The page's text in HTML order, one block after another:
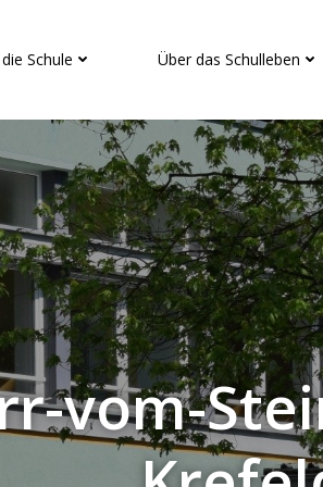
Schule Über das Schulleben
vom-